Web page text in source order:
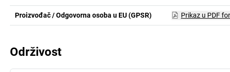
Proizvođač / Odgovorna osoba u EU (GPSR) Prikaz u PDF
Održivost